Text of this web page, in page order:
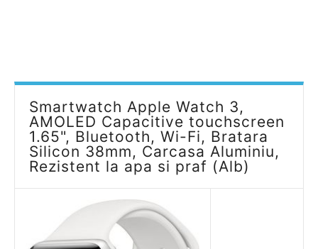
Smartwatch Apple Watch 3,
AMOLED Capacitive touchscreen
1.65", Bluetooth, Wi-Fi, Bratara
Silicon 38mm, Carcasa Aluminiu,
Rezistent la apa si praf (Alb)